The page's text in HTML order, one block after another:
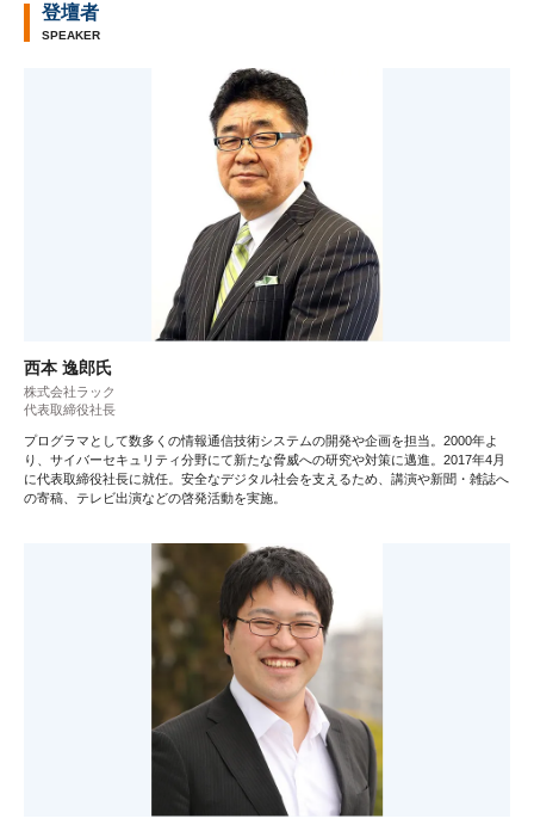
登壇者
SPEAKER
西本 逸郎氏
株式会社ラック
代表取締役社長
プログラマとして数多くの情報通信技術システムの開発や企画を担当。2000年よ
り、サイバーセキュリティ分野にて新たな脅威への研究や対策に邁進。2017年4月
に代表取締役社長に就任。安全なデジタル社会を支えるため、講演や新聞・雑誌へ
の寄稿、テレビ出演などの啓発活動を実施。